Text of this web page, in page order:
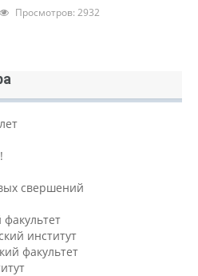
Просмотров: 2932
свершений
институт
факультет